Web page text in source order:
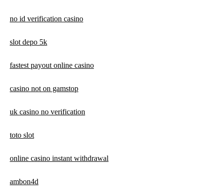
no id verification casino
slot depo 5k
fastest payout online casino
casino not on gamstop
uk casino no verification
toto slot
online casino instant withdrawal
ambon4d